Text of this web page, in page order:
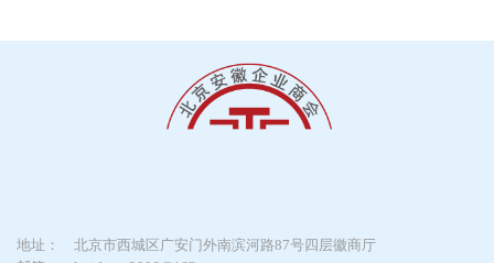
地址：
北京市西城区广安门外南滨河路87号四层徽商厅